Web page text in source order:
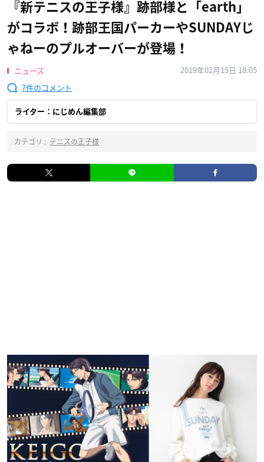
『新テニスの王子様』跡部様と「earth」
がコラボ！跡部王国パーカーやSUNDAYじ
ゃねーのプルオーバーが登場！
ニュース
2019年02月15日 18:05
7
ライター：にじめん編集部
カテゴリ : テニスの王子様